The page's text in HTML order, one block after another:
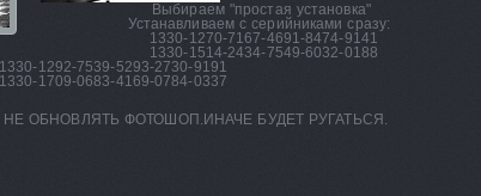
Выбираем "простая установка"
Устанавливаем с серийниками сразу:
1330-1270-7167-4691-8474-9141
1330-1514-2434-7549-6032-0188
1330-1292-7539-5293-2730-9191
1330-1709-0683-4169-0784-0337
ОБНОВЛЯТЬ ФОТОШОП.ИНАЧЕ БУДЕТ РУГАТЬСЯ.